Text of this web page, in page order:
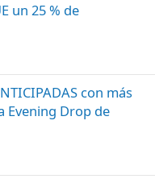
un 25 % de
con más
Evening Drop de